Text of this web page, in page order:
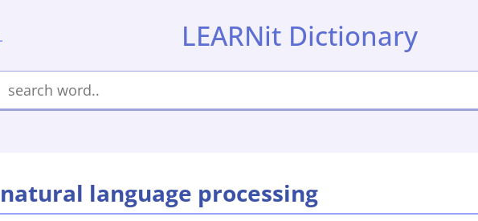
LEARNit Dictionary
natural language processing